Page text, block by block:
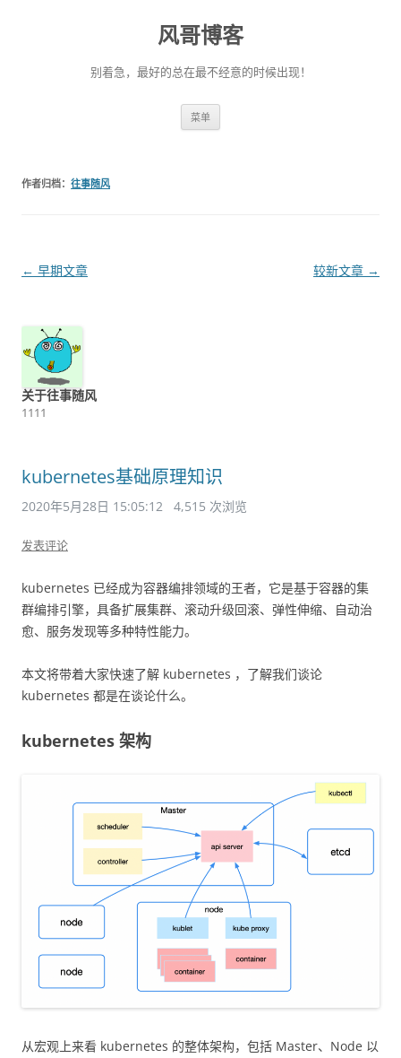
风哥博客
别着急，最好的总在最不经意的时候出现！
菜单
作者归档： 往事随风
文
航
← 早期文章 较新文章 →
关于往事随风
1111
kubernetes基础原理知识
2020年5月28日 15:05:12 4,515 次浏览
发表评论
kubernetes 已经成为容器编排领域的王者，它是基于容器的集
群编排引擎，具备扩展集群、滚动升级回滚、弹性伸缩、自动治
愈、服务发现等多种特性能力。
本文将带着大家快速了解 kubernetes ，了解我们谈论
kubernetes 都是在谈论什么。
kubernetes 架构
从宏观上来看 kubernetes 的整体架构，包括 Master、Node 以